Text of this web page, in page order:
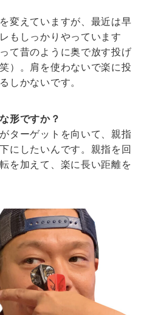
変えていますが、最近は早
もしっかりやっています
て昔のように奥で放す投げ
）。肩を使わないで楽に投
しかないです。
形ですか？
ターゲットを向いて、親指
にしたいんです。親指を回
を加えて、楽に長い距離を